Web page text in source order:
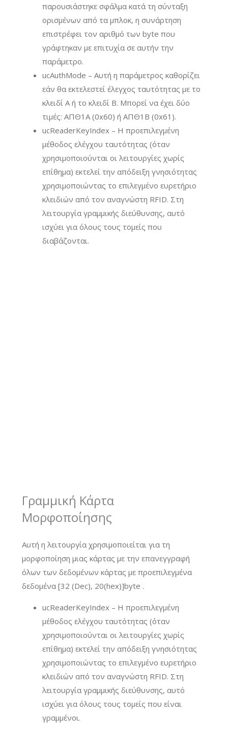
παρουσιάστηκε σφάλμα κατά τη σύνταξη
ορισμένων από τα μπλοκ, η συνάρτηση
επιστρέφει τον αριθμό των byte που
γράφτηκαν με επιτυχία σε αυτήν την
παράμετρο.
ucAuthMode – Αυτή η παράμετρος καθορίζει
εάν θα εκτελεστεί έλεγχος ταυτότητας με το
κλειδί A ή το κλειδί B. Μπορεί να έχει δύο
τιμές: ΑΠΘ1Α (0x60) ή ΑΠΘ1Β (0x61).
ucReaderKeyIndex – Η προεπιλεγμένη
μέθοδος ελέγχου ταυτότητας (όταν
χρησιμοποιούνται οι λειτουργίες χωρίς
επίθημα) εκτελεί την απόδειξη γνησιότητας
χρησιμοποιώντας το επιλεγμένο ευρετήριο
κλειδιών από τον αναγνώστη RFID. Στη
λειτουργία γραμμικής διεύθυνσης, αυτό
ισχύει για όλους τους τομείς που
διαβάζονται.
Γραμμική Κάρτα
Μορφοποίησης
Αυτή η λειτουργία χρησιμοποιείται για τη
μορφοποίηση μιας κάρτας με την επανεγγραφή
όλων των δεδομένων κάρτας με προεπιλεγμένα
δεδομένα [32 (Dec), 20(hex)]byte .
ucReaderKeyIndex – Η προεπιλεγμένη
μέθοδος ελέγχου ταυτότητας (όταν
χρησιμοποιούνται οι λειτουργίες χωρίς
επίθημα) εκτελεί την απόδειξη γνησιότητας
χρησιμοποιώντας το επιλεγμένο ευρετήριο
κλειδιών από τον αναγνώστη RFID. Στη
λειτουργία γραμμικής διεύθυνσης, αυτό
ισχύει για όλους τους τομείς που είναι
γραμμένοι.